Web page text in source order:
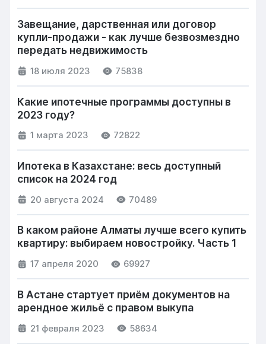
Завещание, дарственная или договор
купли-продажи - как лучше безвозмездно
передать недвижимость
18 июля 2023 75838
Какие ипотечные программы доступны в
2023 году?
1 марта 2023 72822
Ипотека в Казахстане: весь доступный
список на 2024 год
20 августа 2024 70489
В каком районе Алматы лучше всего купить
квартиру: выбираем новостройку. Часть 1
17 апреля 2020 69927
В Астане стартует приём документов на
арендное жильё с правом выкупа
21 февраля 2023 58634